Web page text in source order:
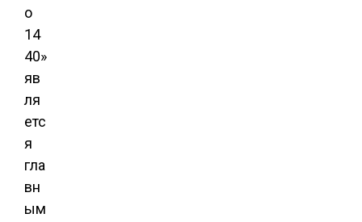
о
14
40»
яв
ля
етс
я
гла
вн
ым